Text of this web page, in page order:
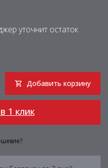
уточнит остаток
Добавить корзину
1 клик